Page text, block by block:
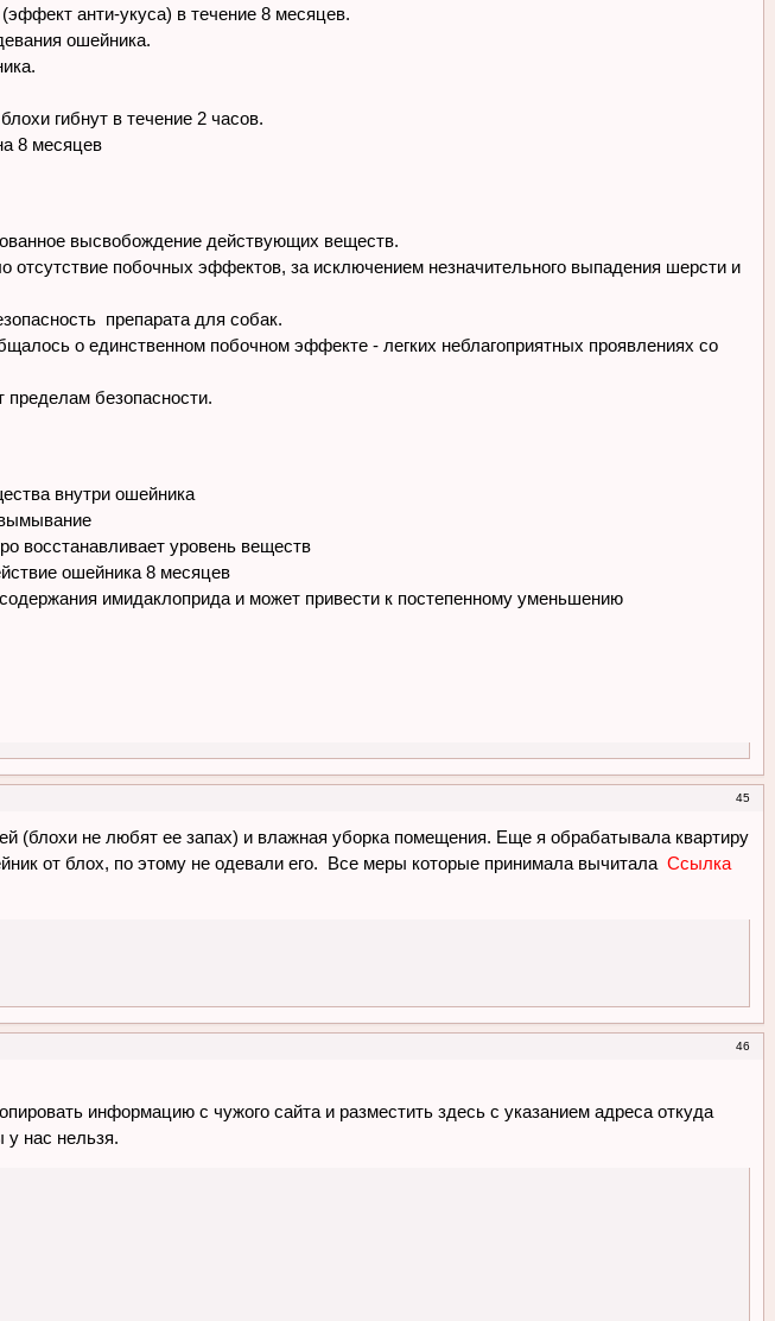
анти-укуса) в течение 8 месяцев.
ошейника.
гибнут в течение 2 часов.
8 месяцев
высвобождение действующих веществ.
отсутствие побочных эффектов, за исключением незначительного выпадения шерсти и
препарата для собак.
о единственном побочном эффекте - легких неблагоприятных проявлениях со
пределам безопасности.
внутри ошейника
восстанавливает уровень веществ
ошейника 8 месяцев
имидаклоприда и может привести к постепенному уменьшению
45
(блохи не любят ее запах) и влажная уборка помещения. Еще я обрабатывала квартиру
от блох, по этому не одевали его. Все меры которые принимала вычиталаСсылка
46
информацию с чужого сайта и разместить здесь с указанием адреса откуда
нас нельзя.